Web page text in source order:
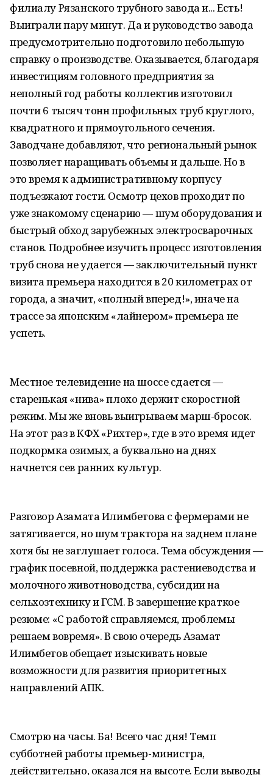
филиалу Рязанского трубного завода и... Есть!
Выиграли пару минут. Да и руководство завода
предусмотрительно подготовило небольшую
справку о производстве. Оказывается, благодаря
инвестициям головного предприятия за
неполный год работы коллектив изготовил
почти 6 тысяч тонн профильных труб круглого,
квадратного и прямоугольного сечения.
Заводчане добавляют, что региональный рынок
позволяет наращивать объемы и дальше. Но в
это время к административному корпусу
подъезжают гости. Осмотр цехов проходит по
уже знакомому сценарию — шум оборудования и
быстрый обход зарубежных электросварочных
станов. Подробнее изучить процесс изготовления
труб снова не удается — заключительный пункт
визита премьера находится в 20 километрах от
города, а значит, «полный вперед!», иначе на
трассе за японским «лайнером» премьера не
успеть.
Местное телевидение на шоссе сдается —
старенькая «нива» плохо держит скоростной
режим. Мы же вновь выигрываем марш-бросок.
На этот раз в КФХ «Рихтер», где в это время идет
подкормка озимых, а буквально на днях
начнется сев ранних культур.
Разговор Азамата Илимбетова с фермерами не
затягивается, но шум трактора на заднем плане
хотя бы не заглушает голоса. Тема обсуждения —
график посевной, поддержка растениеводства и
молочного животноводства, субсидии на
сельхозтехнику и ГСМ. В завершение краткое
резюме: «С работой справляемся, проблемы
решаем вовремя». В свою очередь Азамат
Илимбетов обещает изыскивать новые
возможности для развития приоритетных
направлений АПК.
Смотрю на часы. Ба! Всего час дня! Темп
субботней работы премьер-министра,
действительно, оказался на высоте. Если выводы